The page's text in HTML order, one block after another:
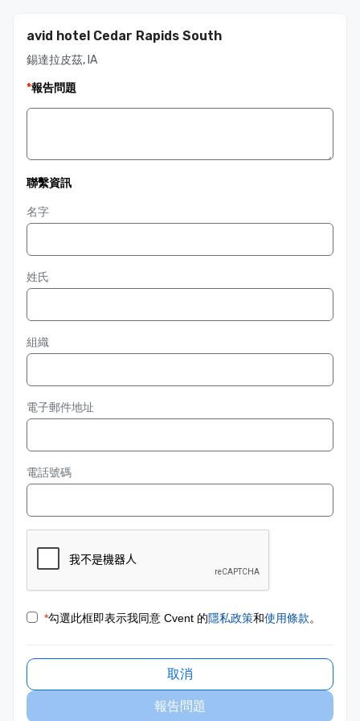
avid hotel Cedar Rapids South
錫達拉皮茲, IA
*報告問題
聯繫資訊
名字
姓氏
組織
電子郵件地址
電話號碼
*勾選此框即表示我同意 Cvent 的隱私政策和使用條款。
取消
報告問題